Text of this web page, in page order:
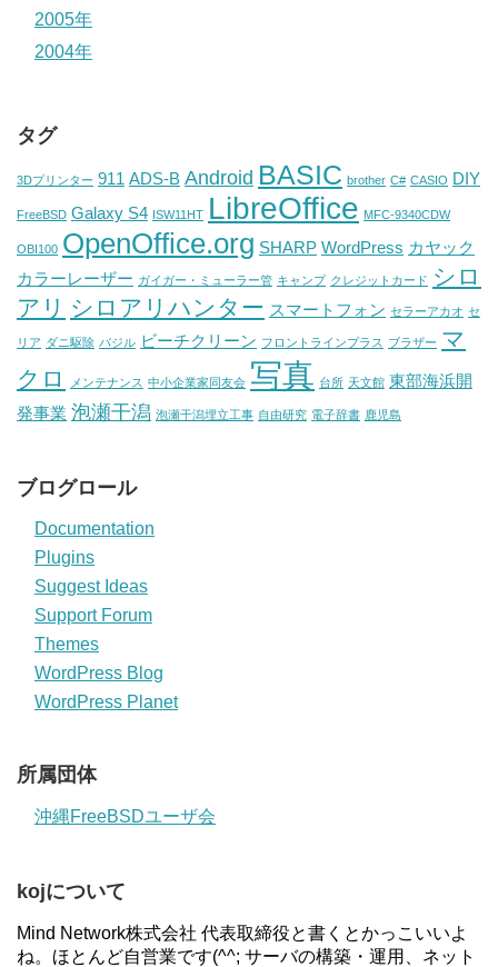
2005年
2004年
タグ
3Dプリンター 911 ADS-B Android BASIC brother C# CASIO DIY
FreeBSD Galaxy S4 ISW11HT LibreOffice MFC-9340CDW
OBI100 OpenOffice.org SHARP WordPress カヤック
カラーレーザー ガイガー・ミューラー管 キャンプ クレジットカード シロ
アリ シロアリハンター スマートフォン セラーアカオ セ
リア ダニ駆除 バジル ビーチクリーン フロントラインプラス ブラザー マ
クロ
メンテナンス 中小企業家同友会 写真 台所 天文館 東部海浜開
発事業 泡瀬干潟 泡瀬干潟埋立工事 自由研究 電子辞書 鹿児島
ブログロール
Documentation
Plugins
Suggest Ideas
Support Forum
Themes
WordPress Blog
WordPress Planet
所属団体
沖縄FreeBSDユーザ会
kojについて
Mind Network株式会社 代表取締役と書くとかっこいいよ
ね。ほとんど自営業です(^^; サーバの構築・運用、ネット